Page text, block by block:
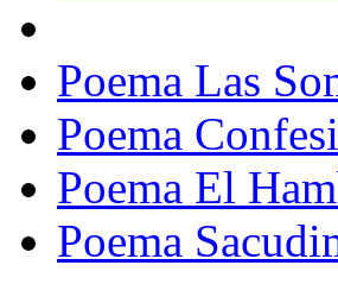
Poema Las
Poema
Poema El
Poema